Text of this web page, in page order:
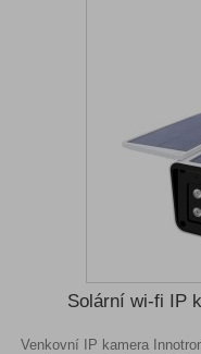
Solární wi-fi IP
Venkovní IP kamera